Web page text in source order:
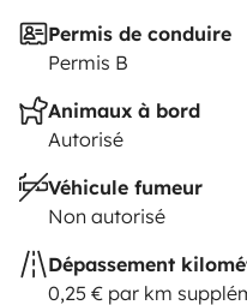
Permis de conduire
Permis B
Animaux à bord
Autorisé
Véhicule fumeur
Non autorisé
Dépassement
0,25 € par km